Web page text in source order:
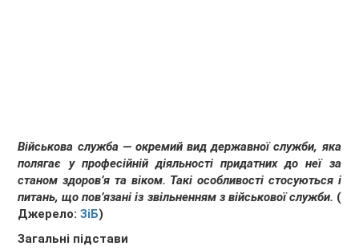
Військова служба — окремий вид державної служби, яка
полягає у професійній діяльності придатних до неї за
станом здоров’я та віком. Такі особливості стосуються і
питань, що пов’язані із звільненням з військової служби. (
Джерело:ЗіБ)
Загальні підстави